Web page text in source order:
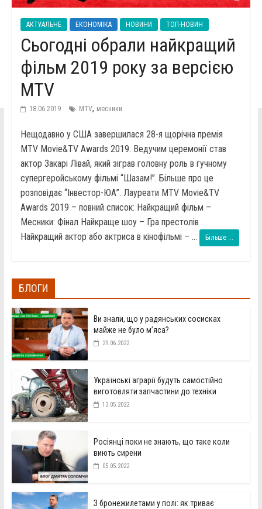
АКТУАЛЬНЕ ЕКОНОМІКА НОВИНИ ТОП-НОВИН
Сьогодні обрали найкращий
фільм 2019 року за версією
MTV
18.06.2019 MTV, месники
Нещодавно у США завершилася 28-я щорічна премія
MTV Movie&TV Awards 2019. Ведучим церемонії став
актор Закарі Лівай, який зіграв головну роль в гучному
супергеройському фільмі “Шазам!”. Більше про це
розповідає “Інвестор-ЮА”. Лауреати MTV Movie&TV
Awards 2019 – повний список: Найкращий фільм –
Месники: Фінал Найкраще шоу – Гра престолів
Найкращий актор або актриса в кінофільмі – ...
Більше ...
БЛОГИ
Ви знали, що у радянських сосисках
майже не було м’яса?
29.06.2022
Українські аграрії будуть самостійно
виготовляти запчастини до техніки
13.05.2022
Росіянці поки не знають, що таке коли
виють сирени
05.05.2022
З бронежилетами у полі: як триває